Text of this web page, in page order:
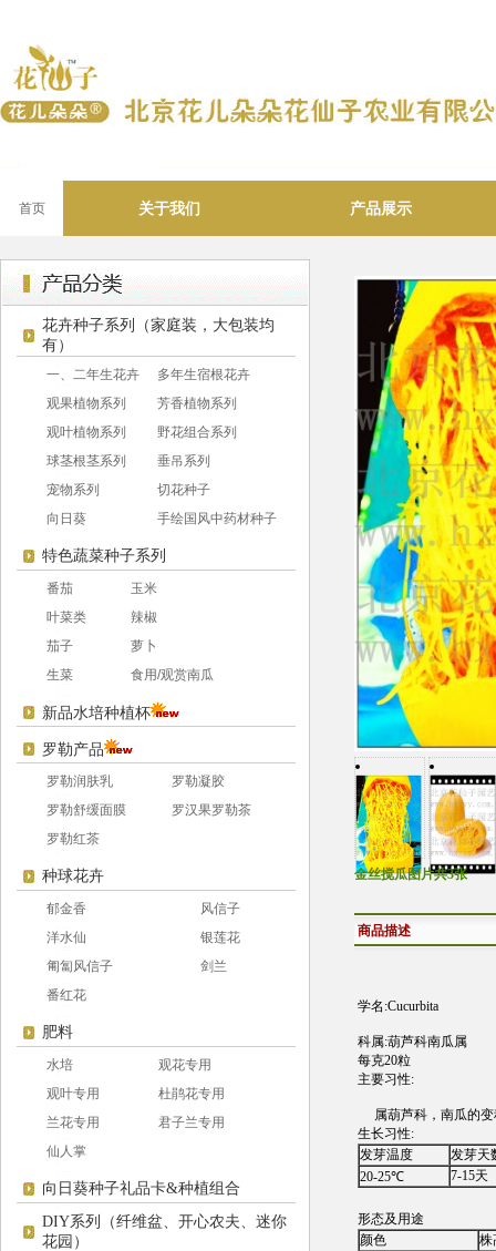
首页 关于我们 产品展示
花卉种子系列（家庭装，大包装均
有）
一、二年生花卉
多年生宿根花卉
观果植物系列
芳香植物系列
观叶植物系列
野花组合系列
球茎根茎系列
垂吊系列
宠物系列
切花种子
向日葵
手绘国风中药材种子
特色蔬菜种子系列
番茄
玉米
叶菜类
辣椒
茄子
萝卜
生菜
食用/观赏南瓜
新品水培种植杯
罗勒产品
罗勒润肤乳
罗勒凝胶
罗勒舒缓面膜
罗汉果罗勒茶
罗勒红茶
种球花卉
郁金香
风信子
洋水仙
银莲花
匍匐风信子
剑兰
番红花
肥料
水培
观花专用
观叶专用
杜鹃花专用
兰花专用
君子兰专用
仙人掌
向日葵种子礼品卡&种植组合
DIY系列（纤维盆、开心农夫、迷你
花园）
金丝搅瓜图片共3张
商品描述
学名:Cucurbita
科属:葫芦科南瓜属
每克20粒
主要习性:
属葫芦科，南瓜的变
生长习性:
发芽温度
发芽天
20-25℃
7-15天
形态及用途
颜色
株